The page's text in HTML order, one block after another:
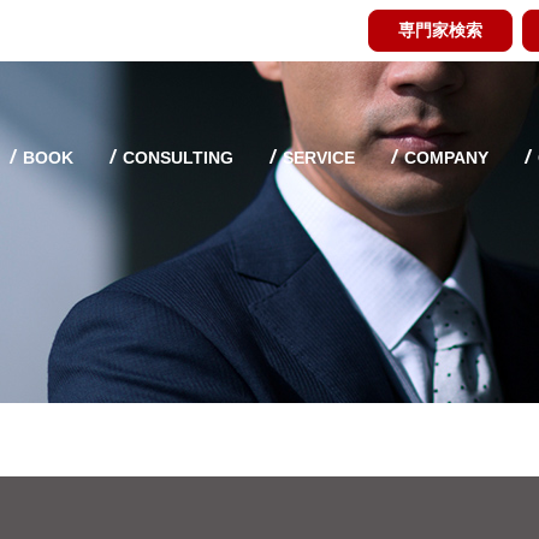
専門家検索
BOOK CONSULTING SERVICE COMPANY